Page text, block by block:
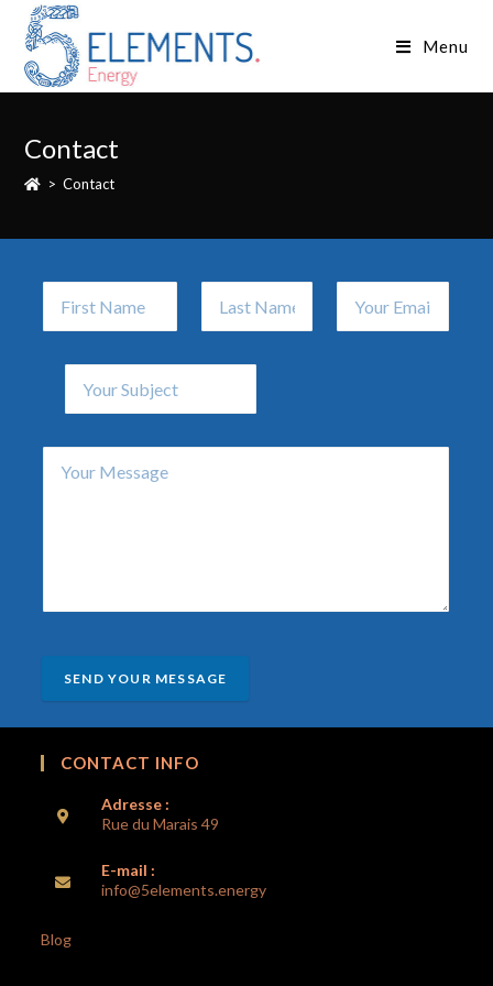
Menu
Contact
> Contact
SEND YOUR MESSAGE
CONTACT INFO
Adresse :
Rue du Marais 49
E-mail :
info@5elements.energy
Blog